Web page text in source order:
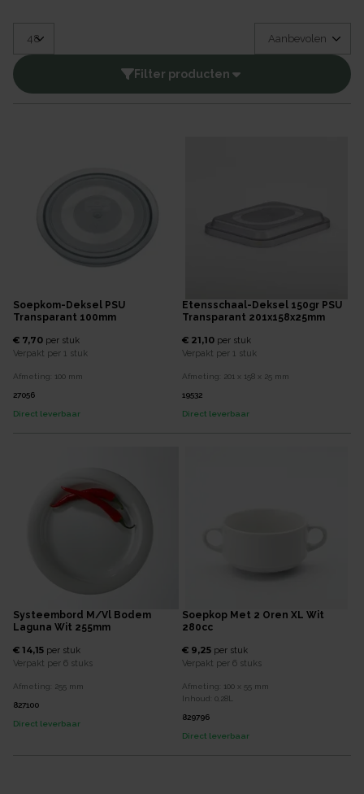
Filter producten
Soepkom-Deksel PSU
Transparant 100mm
€ 7,70 per stuk
Verpakt per 1 stuk
Afmeting: 100 mm
27056
Direct leverbaar
Etensschaal-Deksel 150gr PSU
Transparant 201x158x25mm
€ 21,10 per stuk
Verpakt per 1 stuk
Afmeting: 201 x 158 x 25 mm
19532
Direct leverbaar
Systeembord M/vl Bodem
Laguna Wit 255mm
€ 14,15 per stuk
Verpakt per 6 stuks
Afmeting: 255 mm
827100
Direct leverbaar
Soepkop Met 2 Oren XL Wit
280cc
€ 9,25 per stuk
Verpakt per 6 stuks
Afmeting: 100 x 55 mm
Inhoud: 0,28L
829796
Direct leverbaar